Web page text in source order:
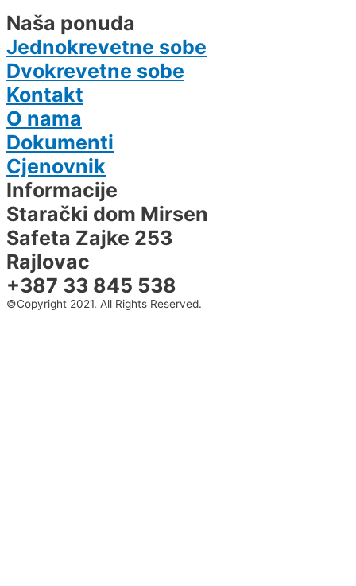
Naša ponuda
Jednokrevetne sobe
Dvokrevetne sobe
Kontakt
O nama
Dokumenti
Cjenovnik
Informacije
Starački dom Mirsen
Safeta Zajke 253
Rajlovac
+387 33 845 538
©Copyright 2021. All Rights Reserved.